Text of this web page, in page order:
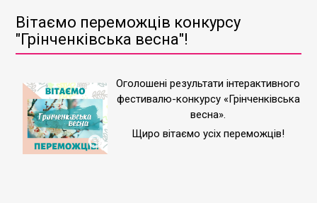
Вітаємо переможців конкурсу
"Грінченківська весна"!
Оголошені результати інтерактивного
фестивалю-конкурсу «Грінченківська
весна».
Щиро вітаємо усіх переможців!